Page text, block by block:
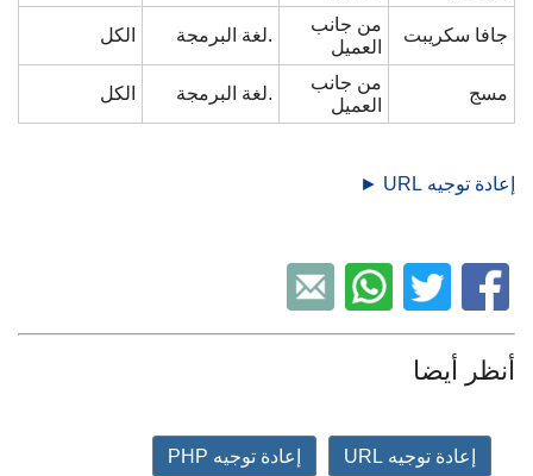
جافا سكريبت
من جانب
العميل
.لغة البرمجة الكل
مسج
من جانب
العميل
.لغة البرمجة الكل
إعادة توجيه URL ►
أنظر أيضا
إعادة توجيه URL إعادة توجيه PHP